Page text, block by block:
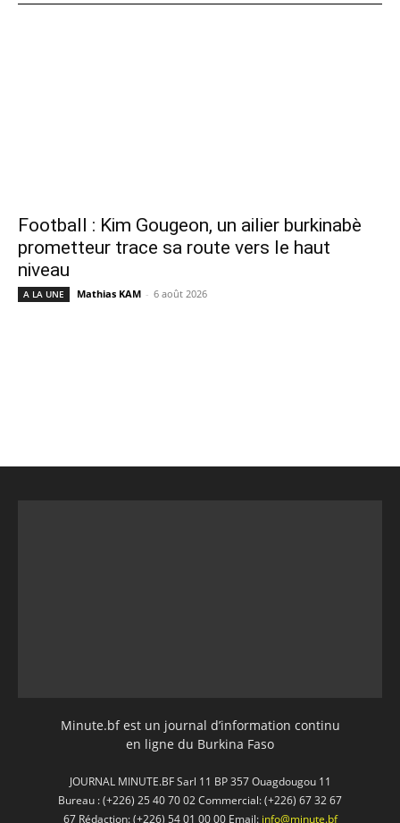
Football : Kim Gougeon, un ailier burkinabè
prometteur trace sa route vers le haut
niveau
A LA UNE Mathias KAM - 6 août 2026
Minute.bf est un journal d’information continu
en ligne du Burkina Faso
JOURNAL MINUTE.BF Sarl 11 BP 357 Ouagdougou 11
Bureau : (+226) 25 40 70 02 Commercial: (+226) 67 32 67
67 Rédaction: (+226) 54 01 00 00 Email: info@minute.bf